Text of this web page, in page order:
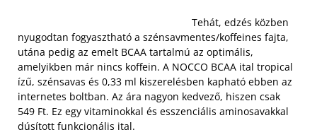
Tehát, edzés közben
nyugodtan fogyasztható a szénsavmentes/koffeines fajta,
utána pedig az emelt BCAA tartalmú az optimális,
amelyikben már nincs koffein. A NOCCO BCAA ital tropical
ízű, szénsavas és 0,33 ml kiszerelésben kapható ebben az
internetes boltban. Az ára nagyon kedvező, hiszen csak
549 Ft. Ez egy vitaminokkal és esszenciális aminosavakkal
dúsított funkcionális ital.